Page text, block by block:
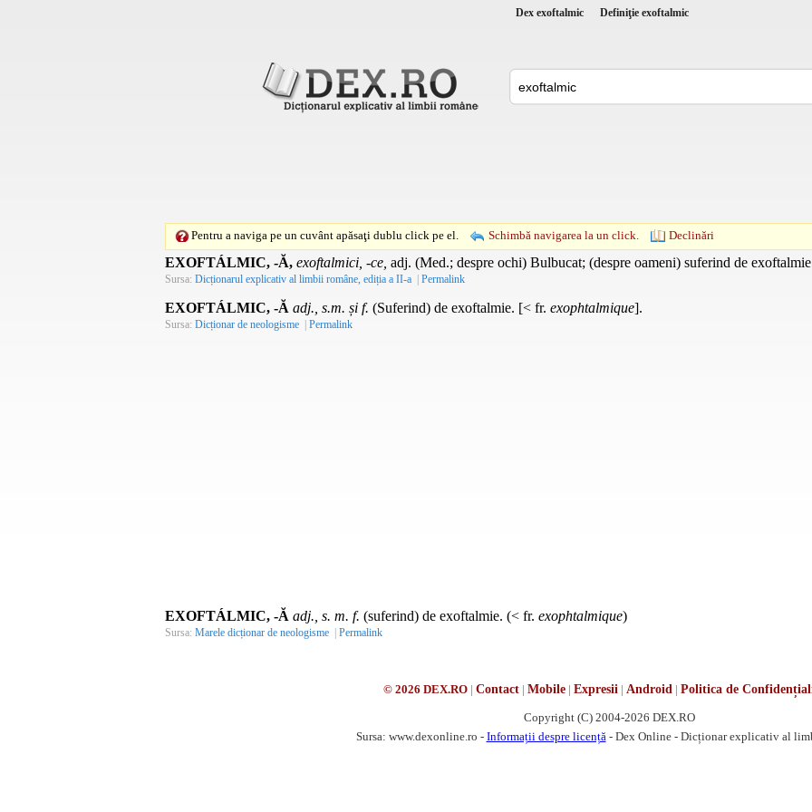
Dex exoftalmic Definiţie exoftalmic
Pentru a naviga pe un cuvânt apăsaţi dublu click pe el. Schimbă navigarea la un click. Declinări
EXOFTÁLMIC, -Ă, exoftalmici, -ce, adj. (Med.; despre ochi) Bulbucat; (despre oameni) suferind de
Sursa: Dicționarul explicativ al limbii române, ediția a II-a | Permalink
EXOFTÁLMIC, -Ă adj., s.m. și f. (Suferind) de exoftalmie. [< fr. exophtalmique].
Sursa: Dicționar de neologisme | Permalink
EXOFTÁLMIC, -Ă adj., s. m. f. (suferind) de exoftalmie. (< fr. exophtalmique)
Sursa: Marele dicționar de neologisme | Permalink
© 2026 DEX.RO| Contact| Mobile| Expresii | Android | Politica de
Copyright (C) 2004-2026 DEX.RO
Sursa: www.dexonline.ro - Informații despre licență - Dex Online - Dicționar explicativ al